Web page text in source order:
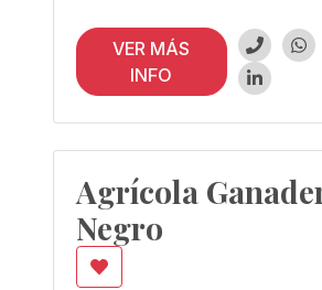
VER MÁS
INFO
Agrícola
Negro